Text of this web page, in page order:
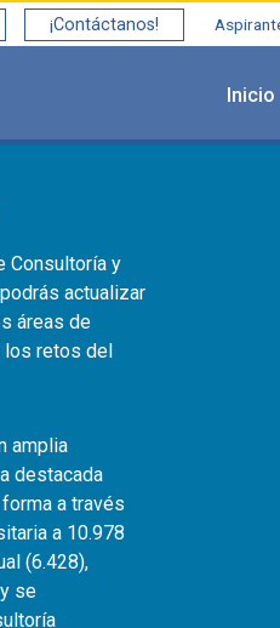
¡Contáctanos!
Inicio
Consultoría y
actualizar
áreas de
los retos del
amplia
destacada
a través
a 10.978
(6.428),
se